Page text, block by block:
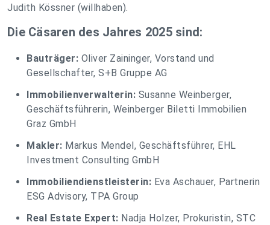
Judith Kössner (willhaben).
Die Cäsaren des Jahres 2025 sind:
Bauträger: Oliver Zaininger, Vorstand und
Gesellschafter, S+B Gruppe AG
Immobilienverwalterin: Susanne Weinberger,
Geschäftsführerin, Weinberger Biletti Immobilien
Graz GmbH
Makler: Markus Mendel, Geschäftsführer, EHL
Investment Consulting GmbH
Immobiliendienstleisterin: Eva Aschauer, Partnerin
ESG Advisory, TPA Group
Real Estate Expert: Nadja Holzer, Prokuristin, STC